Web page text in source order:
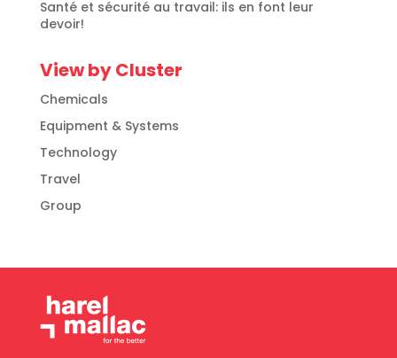
Santé et sécurité au travail: ils en font leur
devoir!
View by Cluster
Chemicals
Equipment & Systems
Technology
Travel
Group